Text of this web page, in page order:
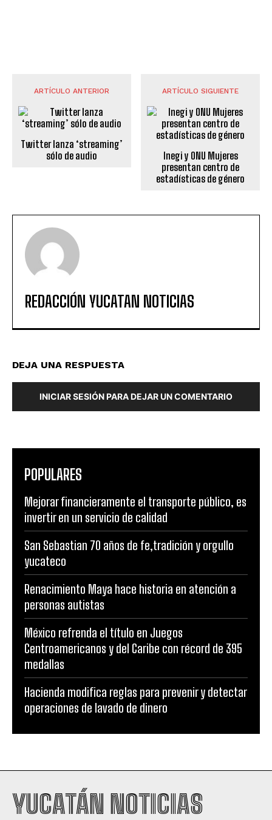
ARTÍCULO ANTERIOR
Twitter lanza ‘streaming’
sólo de audio
ARTÍCULO SIGUIENTE
Inegi y ONU Mujeres
presentan centro de
estadísticas de género
REDACCIÓN YUCATAN NOTICIAS
DEJA UNA RESPUESTA
INICIAR SESIÓN PARA DEJAR UN COMENTARIO
POPULARES
Mejorar financieramente el transporte público, es
invertir en un servicio de calidad
San Sebastian 70 años de fe,tradición y orgullo
yucateco
Renacimiento Maya hace historia en atención a
personas autistas
México refrenda el título en Juegos
Centroamericanos y del Caribe con récord de 395
medallas
Hacienda modifica reglas para prevenir y detectar
operaciones de lavado de dinero
YUCATÁN NOTICIAS